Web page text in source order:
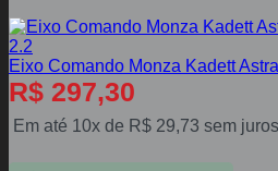
Eixo Comando Monza Kadett
R$ 297,30
Em até 10x de R$ 29,73 sem juros